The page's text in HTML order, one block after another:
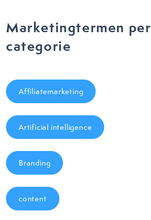
Marketingtermen per
categorie
Affiliatemarketing
Artificial intelligence
Branding
content